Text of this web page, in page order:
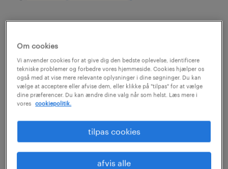
Voresseneste REBR-undersøgelseviser
desuden, at dårlig ledelse er en af de
primære årsager til, at medarbejdere skifter
job i Danmark.
Disse resultater understreger en vigtig
tilsyn med opgaver - det har en
. Den rette tilgang kan skabe
Om cookies
Vi anvender cookies for at give dig den bedste oplevelse, identificere
tekniske problemer og forbedre vores hjemmeside. Cookies hjælper os
også med at vise mere relevante oplysninger i dine søgninger. Du kan
vælge at acceptere eller afvise dem, eller klikke på "tilpas" for at vælge
dine præferencer. Du kan ændre dine valg når som helst. Læs mere i
vores
cookiepolitik.
tilpas cookies
afvis alle